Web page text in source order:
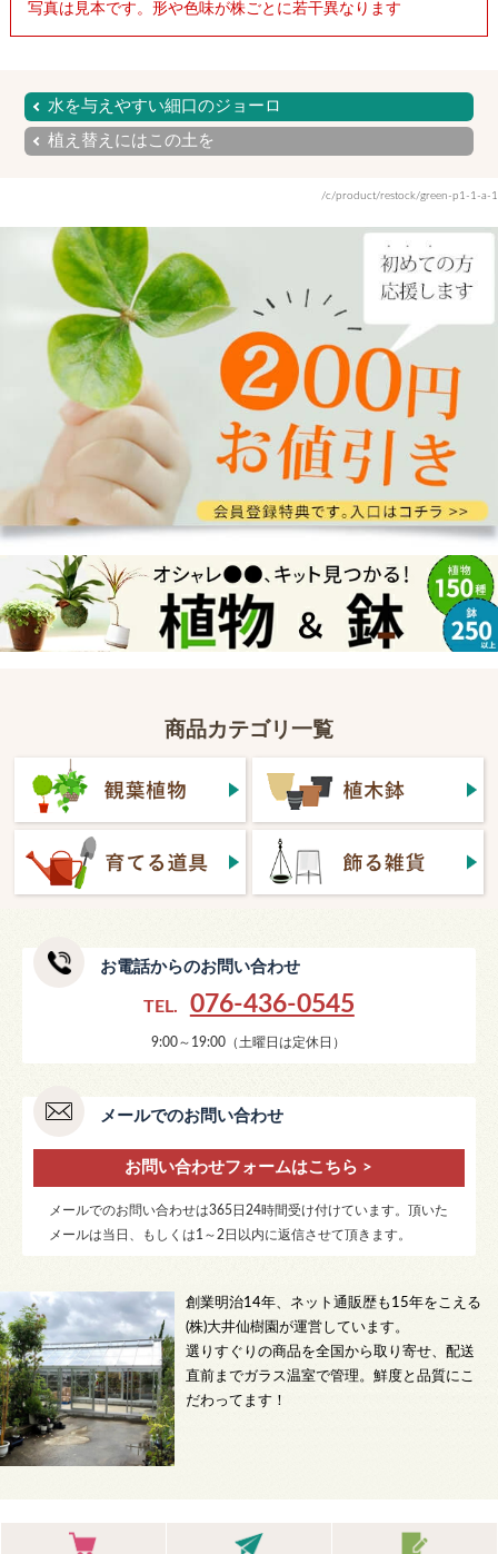
写真は見本です。形や色味が株ごとに若干異なります
水を与えやすい細口のジョーロ
植え替えにはこの土を
/c/product/restock/green-p1-1-a-1
商品カテゴリ一覧
お電話からのお問い合わせ
TEL. 076-436-0545
9:00～19:00（土曜日は定休日）
メールでのお問い合わせ
お問い合わせフォームはこちら >
メールでのお問い合わせは365日24時間受け付けています。頂いた
メールは当日、もしくは1～2日以内に返信させて頂きます。
創業明治14年、ネット通販歴も15年をこえる
(株)大井仙樹園が運営しています。
選りすぐりの商品を全国から取り寄せ、配送
直前までガラス温室で管理。鮮度と品質にこ
だわってます！